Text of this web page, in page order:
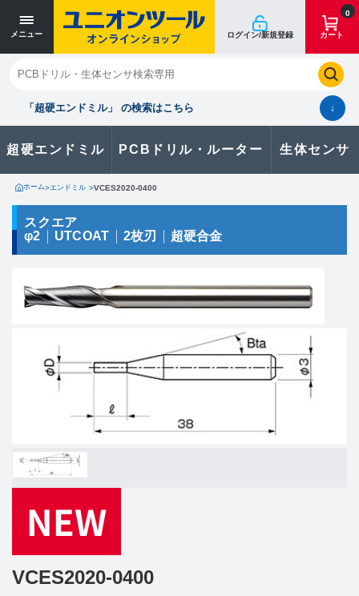
メニュー ログイン/新規登録
0
カート
「超硬エンドミル」 の検索はこちら ↓
超硬エンドミル PCBドリル・ルーター 生体センサ
閉じる
お気に入り クイックオーダー 購入履歴
製品に関するお問い合わせはこちら
カタログ一覧
ホーム>エンドミル >VCES2020-0400
スクエア
φ2
UTCOAT 2枚刃 超硬合金
VCES2020-0400
寸法単位 [mm]
寸法単位 [mm]